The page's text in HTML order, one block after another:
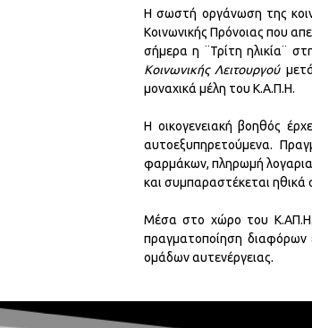
Η σωστή οργάνωση της
Κοινωνικής Πρόνοιας που
σήμερα η ¨Τρίτη ηλικία¨
Κοινωνικής Λειτουργούμετά
μοναχικά μέλη του Κ.Α.Π.Η.
Η οικογενειακή βοηθός
αυτοεξυπηρετούμενα.
φαρμάκων, πληρωμή
και συμπαραστέκεται
Μέσα στο χώρο του Κ.ΑΠ.Η.
πραγματοποίηση
ομάδων αυτενέργειας.